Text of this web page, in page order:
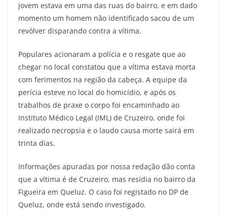
jovem estava em uma das ruas do bairro, e em dado
momento um homem não identificado sacou de um
revólver disparando contra a vítima.
Populares acionaram a polícia e o resgate que ao
chegar no local constatou que a vítima estava morta
com ferimentos na região da cabeça. A equipe da
perícia esteve no local do homicídio, e após os
trabalhos de praxe o corpo foi encaminhado ao
Instituto Médico Legal (IML) de Cruzeiro, onde foi
realizado necropsia e o laudo causa morte sairá em
trinta dias.
Informações apuradas por nossa redação dão conta
que a vítima é de Cruzeiro, mas residia no bairro da
Figueira em Queluz. O caso foi registado no DP de
Queluz, onde está sendo investigado.